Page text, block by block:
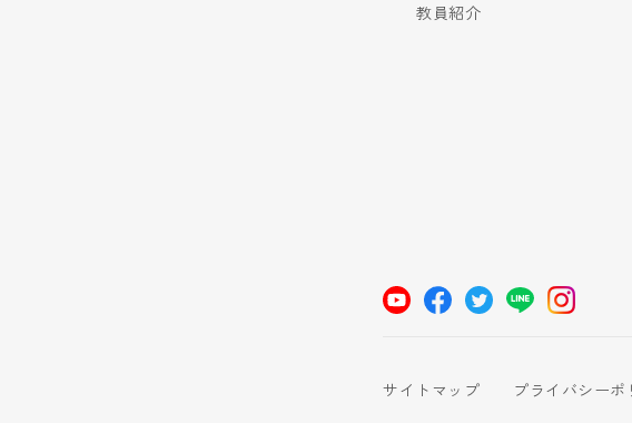
教員紹介
サイトマップ プライバシーポ